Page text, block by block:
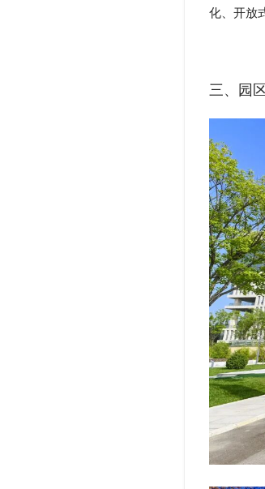
化、开放
三、园